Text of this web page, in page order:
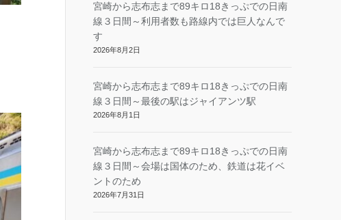
宮崎から志布志まで89キロ18きっぷでの日南
線３日間～利用者数も路線内では巨人なんで
す
2026年8月2日
宮崎から志布志まで89キロ18きっぷでの日南
線３日間～最後の駅はジャイアンツ駅
2026年8月1日
宮崎から志布志まで89キロ18きっぷでの日南
線３日間～会場は国体のため、鉄道は花イベ
ントのため
2026年7月31日